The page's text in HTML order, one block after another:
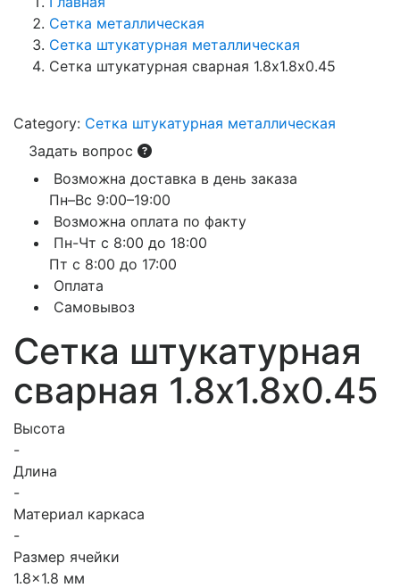
Сетка металлическая
Сетка штукатурная металлическая
Сетка штукатурная сварная 1.8х1.8х0.45
Category: Сетка штукатурная металлическая
Задать вопрос
Возможна доставка в день заказа
Пн–Вс 9:00–19:00
Возможна оплата по факту
Пн-Чт с 8:00 до 18:00
Пт с 8:00 до 17:00
Оплата
Самовывоз
Сетка штукатурная
сварная 1.8х1.8х0.45
Высота
-
Длина
-
Материал каркаса
-
Размер ячейки
1.8x1.8 мм